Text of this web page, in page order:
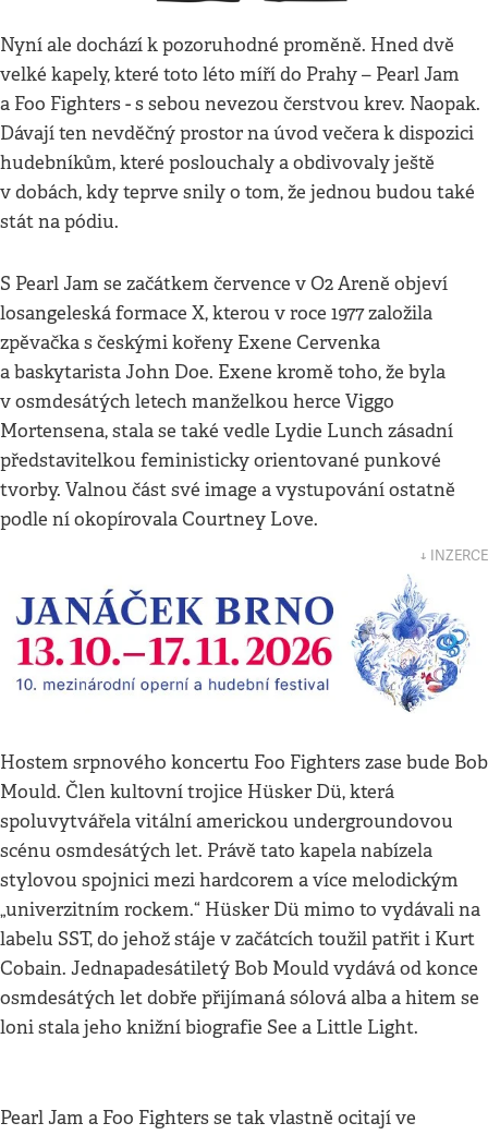
Nyní ale dochází k pozoruhodné proměně. Hned dvě
velké kapely, které toto léto míří do Prahy – Pearl Jam
a Foo Fighters - s sebou nevezou čerstvou krev. Naopak.
Dávají ten nevděčný prostor na úvod večera k dispozici
hudebníkům, které poslouchaly a obdivovaly ještě
v dobách, kdy teprve snily o tom, že jednou budou také
stát na pódiu.
S Pearl Jam se začátkem července v O2 Areně objeví
losangeleská formace X, kterou v roce 1977 založila
zpěvačka s českými kořeny Exene Cervenka
a baskytarista John Doe. Exene kromě toho, že byla
v osmdesátých letech manželkou herce Viggo
Mortensena, stala se také vedle Lydie Lunch zásadní
představitelkou feministicky orientované punkové
tvorby. Valnou část své image a vystupování ostatně
podle ní okopírovala Courtney Love.
↓ INZERCE
Hostem srpnového koncertu Foo Fighters zase bude Bob
Mould. Člen kultovní trojice Hüsker Dü, která
spoluvytvářela vitální americkou undergroundovou
scénu osmdesátých let. Právě tato kapela nabízela
stylovou spojnici mezi hardcorem a více melodickým
„univerzitním rockem.“ Hüsker Dü mimo to vydávali na
labelu SST, do jehož stáje v začátcích toužil patřit i Kurt
Cobain. Jednapadesátiletý Bob Mould vydává od konce
osmdesátých let dobře přijímaná sólová alba a hitem se
loni stala jeho knižní biografie See a Little Light.
Pearl Jam a Foo Fighters se tak vlastně ocitají ve